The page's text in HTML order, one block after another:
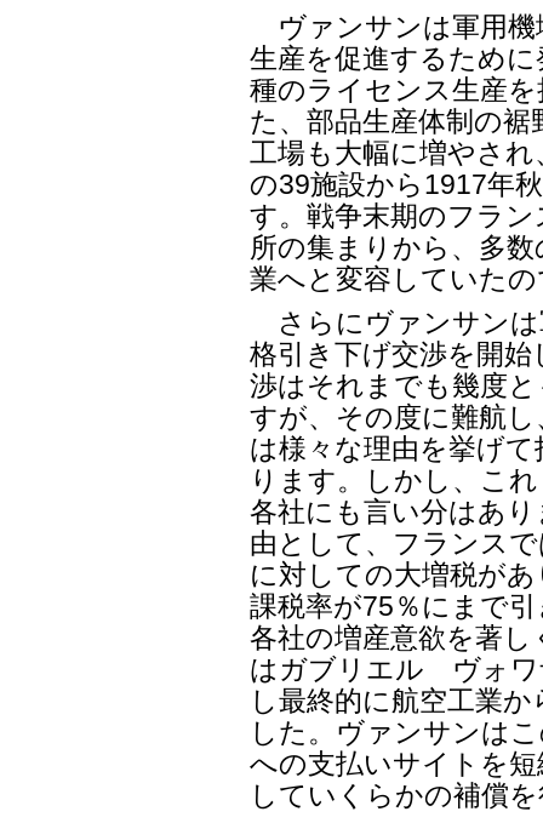
ヴァンサンは軍用機
生産を促進するため
種のライセンス生産
た、部品生産体制の
工場も大幅に増やさ
の39施設から1917年
す。戦争末期のフラ
所の集まりから、多
業へと変容していた
さらにヴァンサンは
格引き下げ交渉を開
渉はそれまでも幾度
すが、その度に難航
は様々な理由を挙げ
ります。しかし、こ
各社にも言い分はあ
由として、フランス
に対しての大増税が
課税率が75％にまで
各社の増産意欲を著
はガブリエル ヴォワ
し最終的に航空工業
した。ヴァンサンは
への支払いサイトを
していくらかの補償